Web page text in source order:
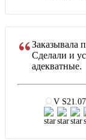
Заказывала
Сделали и
адекватные.
V S